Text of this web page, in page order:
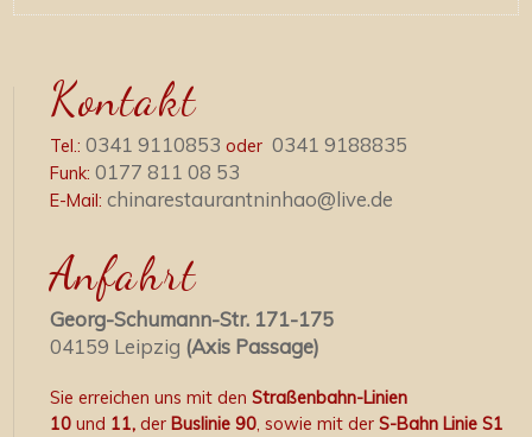
Kontakt
Tel.:0341 9110853 oder0341 9188835
Funk:0177 811 08 53
E-Mail:chinarestaurantninhao@live.de
Anfahrt
Georg-Schumann-Str. 171-175
04159 Leipzig (Axis Passage)
Sie erreichen uns mit denStraßenbahn-Linien
10und 11,derBuslinie 90, sowie mit derS-Bahn Linie S1